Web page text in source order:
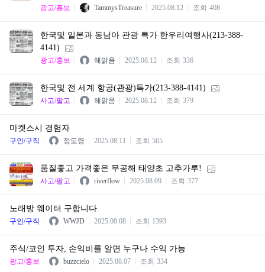
광고/홍보 TammysTreasure 2025.08.12 조회 408
한국및 일본과 동남아 관광 특가 한우리여행사(213-388-
4141)
광고/홍보 해맑음 2025.08.12 조회 336
한국및 전 세계 항공(관광)특가(213-388-4141)
사고/팔고 해맑음 2025.08.12 조회 379
마켓스시 경험자
구인/구직 정도령 2025.08.11 조회 565
품질좋고 가격좋은 무공해 태양초 고추가루!
사고/팔고 riverflow 2025.08.09 조회 377
노래방 웨이터 구합니다
구인/구직 WWJD 2025.08.08 조회 1393
주식/코인 투자, 손익비를 알면 누구나 수익 가능
광고/홍보 buzzcielo 2025.08.07 조회 334